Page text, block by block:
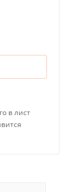
в лист